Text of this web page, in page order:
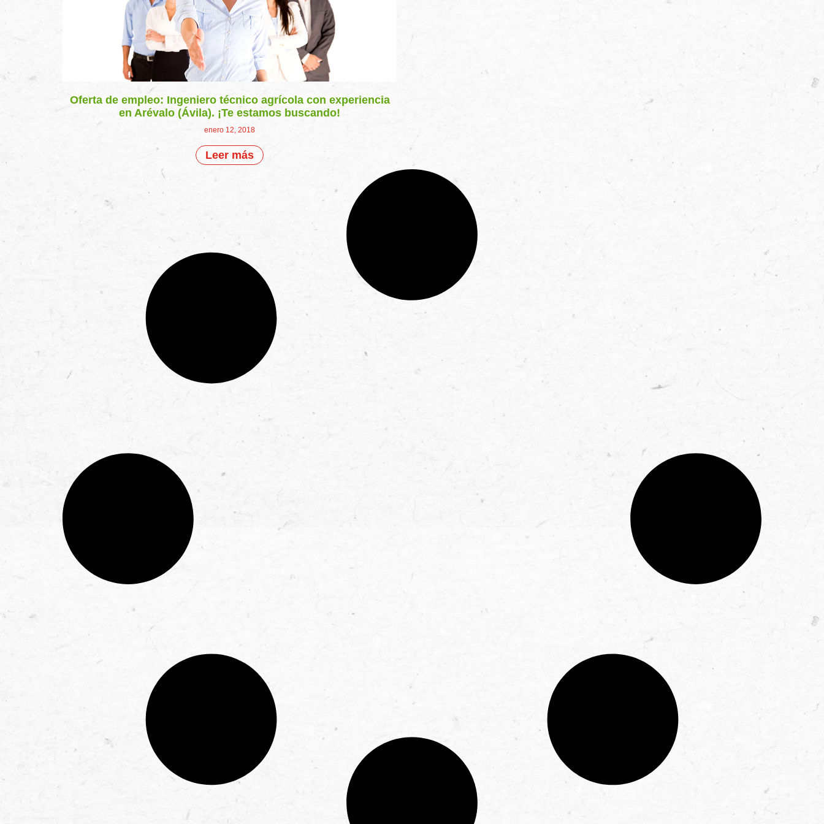
Oferta de empleo: Ingeniero técnico agrícola con experiencia
en Arévalo (Ávila). ¡Te estamos buscando!
enero 12, 2018
Leer más